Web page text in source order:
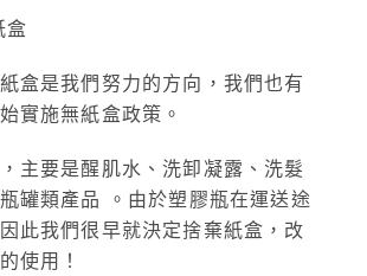
盒
盒是我們努力的方向，我們也有
實施無紙盒政策。
主要是醒肌水、洗卸凝露、洗髮
罐類產品 。由於塑膠瓶在運送途
此我們很早就決定捨棄紙盒，改
使用！